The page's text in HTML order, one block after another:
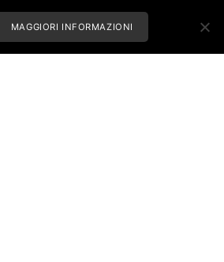
MAGGIORI INFORMAZIONI